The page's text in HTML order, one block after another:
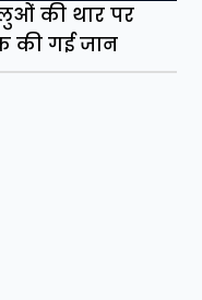
की थार पर
की गई जान